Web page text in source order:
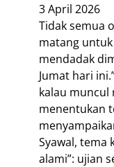
3 April 2026
Tidak semua
matang
mendadak
Jumat hari
kalau muncul
menentukan
Syawal, tema
alami”: ujian